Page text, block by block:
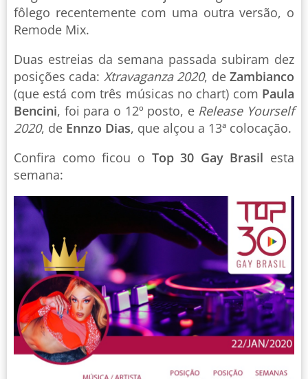
fôlego recentemente com uma outra versão, o
Remode Mix.
Duas estreias da semana passada subiram dez
posições cada: Xtravaganza 2020, deZambianco
(que está com três músicas no chart) com Paula
Bencini, foi para o 12º posto, e Release Yourself
2020, de Ennzo Dias, que alçou a 13ª colocação.
Confira como ficou o Top 30 Gay Brasil esta
semana: